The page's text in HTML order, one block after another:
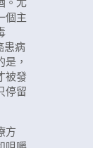
。尤
個主
患病
是，
被發
停留
方